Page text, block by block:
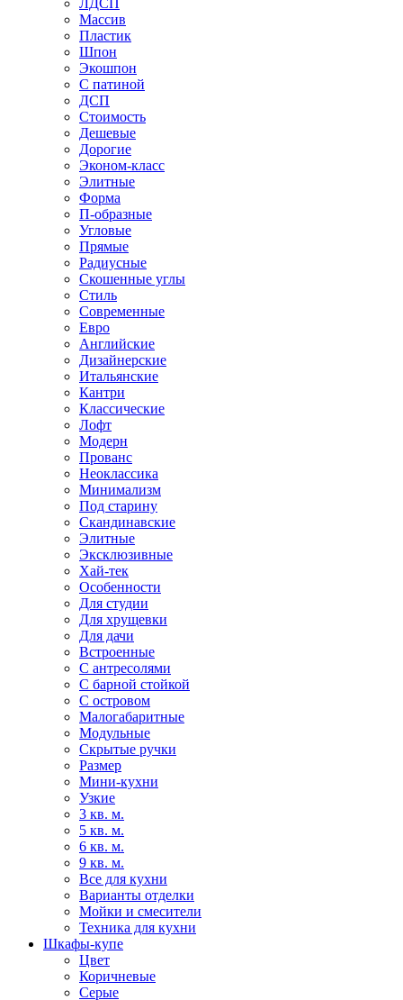
ЛДСП
Массив
Пластик
Шпон
Экошпон
С патиной
ДСП
Стоимость
Дешевые
Дорогие
Эконом-класс
Элитные
Форма
П-образные
Угловые
Прямые
Радиусные
Скошенные углы
Стиль
Современные
Евро
Английские
Дизайнерские
Итальянские
Кантри
Классические
Лофт
Модерн
Прованс
Неоклассика
Минимализм
Под старину
Скандинавские
Элитные
Эксклюзивные
Хай-тек
Особенности
Для студии
Для хрущевки
Для дачи
Встроенные
С антресолями
С барной стойкой
С островом
Малогабаритные
Модульные
Скрытые ручки
Размер
Мини-кухни
Узкие
3 кв. м.
5 кв. м.
6 кв. м.
9 кв. м.
Все для кухни
Варианты отделки
Мойки и смесители
Техника для кухни
Шкафы-купе
Цвет
Коричневые
Серые